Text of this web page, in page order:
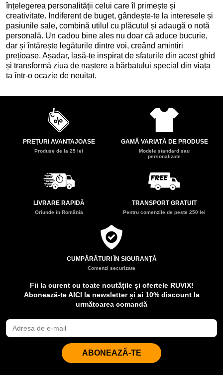
înțelegerea personalității celui care îl primește și
creativitate. Indiferent de buget, gândește-te la interesele și
pasiunile sale, combină utilul cu plăcutul și adaugă o notă
personală. Un cadou bine ales nu doar că aduce bucurie,
dar și întărește legăturile dintre voi, creând amintiri
prețioase. Așadar, lasă-te inspirat de sfaturile din acest ghid
și transformă ziua de naștere a bărbatului special din viața
ta într-o ocazie de neuitat.
PREȚURI AVANTAJOASE
Produse de la 25 lei
GAMĂ VARIATĂ DE PRODUSE
Modele standard sau
personalizate
LIVRARE RAPIDĂ
Oriunde în România
TRANSPORT GRATUIT
Pentru comenzile de peste 250 lei
CUMPĂRĂTURI ÎN SIGURANȚĂ
Comenzi securizate
Fii la curent cu toate noutățile și ofertele RUVIX!
Abonează-te AICI la newsletter și ai 10% discount la
următoarea comandă
ABONEAZĂ-TE